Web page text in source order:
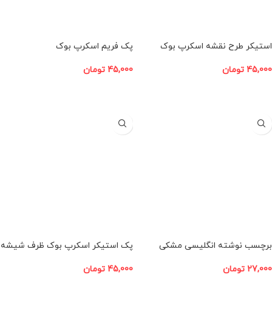
استیکر طرح نقشه اسکرپ بوک
45,000 تومان
پک فریم اسکرپ بوک
45,000 تومان
برچسب نوشته انگلیسی مشکی
27,000 تومان
پک استیکر اسکرپ بوک ظرف شیشه
45,000 تومان